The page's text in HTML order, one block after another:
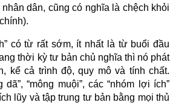
dân, cũng có nghĩa là chệch khỏi
có từ rất sớm, ít nhất là từ buổi đầu
thời kỳ tư bản chủ nghĩa thì nó phát
kể cả trình độ, quy mô và tính chất.
“mông muội”, các “nhóm lợi ích”
lũy và tập trung tư bản bằng mọi thủ